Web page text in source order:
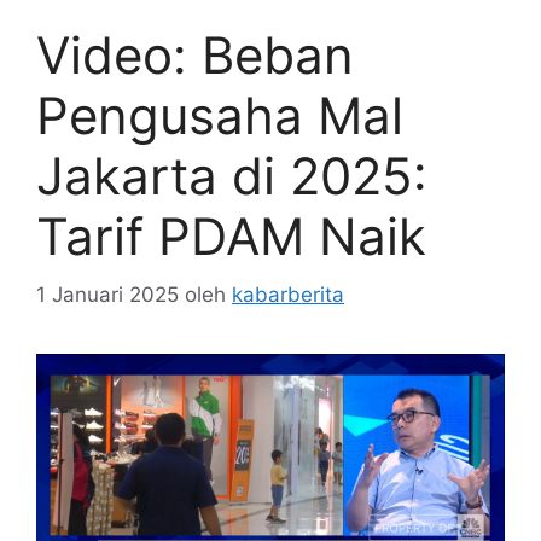
Video: Beban
Pengusaha Mal
Jakarta di 2025:
Tarif PDAM Naik
1 Januari 2025 oleh kabarberita